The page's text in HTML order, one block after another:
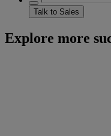
Talk to Sales
Explore more